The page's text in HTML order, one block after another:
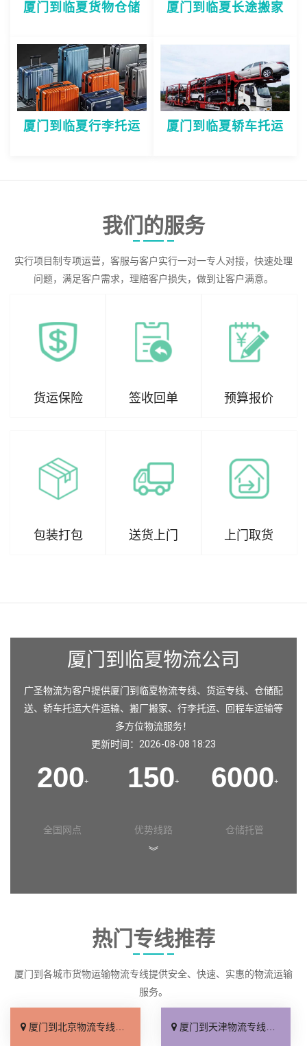
厦门到临夏货物仓储 厦门到临夏长途搬家
厦门到临夏行李托运 厦门到临夏轿车托运
我们的服务
实行项目制专项运营，客服与客户实行一对一专人对接，快速处理
问题，满足客户需求，理赔客户损失，做到让客户满意。
货运保险 签收回单 预算报价
包装打包 送货上门 上门取货
厦门到临夏物流公司
广圣物流为客户提供厦门到临夏物流专线、货运专线、仓储配
送、轿车托运大件运输、搬厂搬家、行李托运、回程车运输等
多方位物流服务！
更新时间：2026-08-08 18:23
200+
全国网点
150+
优势线路
6000+
仓储托管
︾
热门专线推荐
厦门到各城市货物运输物流专线提供安全、快速、实惠的物流运输
服务。
厦门到北京物流专线_直达不中转「送货到门」 厦门到天津物流专线_运保时效「高效快运」